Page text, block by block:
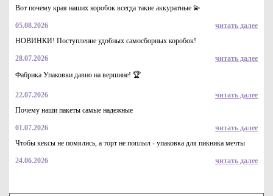
Вот почему края наших коробок всегда такие аккуратные 💫
05.08.2026
читать далее
НОВИНКИ! Поступление удобных самосборных коробок!
28.07.2026
читать далее
Фабрика Упаковки давно на вершине! 🏆
22.07.2026
читать далее
Почему наши пакеты самые надежные
01.07.2026
читать далее
Чтобы кексы не помялись, а торт не поплыл - упаковка для пикника мечты
24.06.2026 читать далее